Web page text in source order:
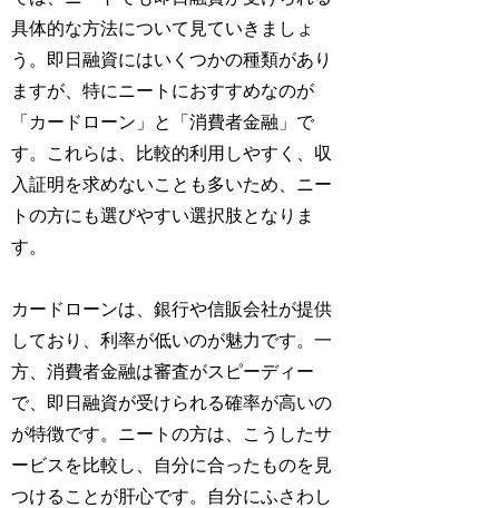
具体的な方法について見ていきましょ
う。即日融資にはいくつかの種類があり
ますが、特にニートにおすすめなのが
「カードローン」と「消費者金融」で
す。これらは、比較的利用しやすく、収
入証明を求めないことも多いため、ニー
トの方にも選びやすい選択肢となりま
す。
カードローンは、銀行や信販会社が提供
しており、利率が低いのが魅力です。一
方、消費者金融は審査がスピーディー
で、即日融資が受けられる確率が高いの
が特徴です。ニートの方は、こうしたサ
ービスを比較し、自分に合ったものを見
つけることが肝心です。自分にふさわし